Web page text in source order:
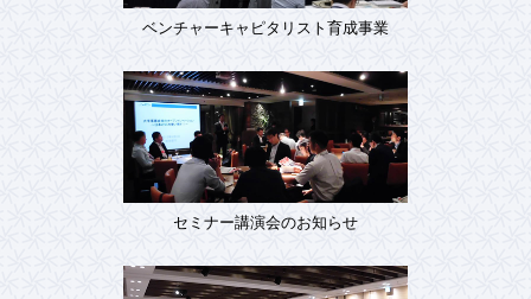
ベンチャーキャピタリスト育成事業
セミナー講演会のお知らせ